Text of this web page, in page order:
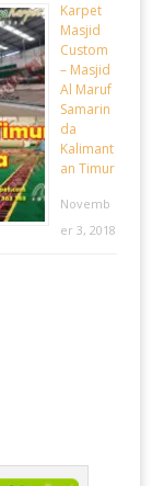
Karpet
Masjid
Custom
– Masjid
Al Maruf
Samarin
da
Kalimant
an Timur
Novemb
er 3, 2018